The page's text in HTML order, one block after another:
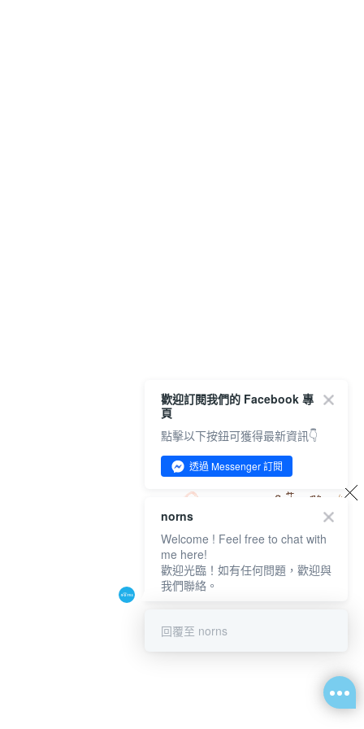
歡迎訂閱我們的 Facebook 專
頁
點擊以下按鈕可獲得最新資訊👇
透過 Messenger 訂閱
norns
Welcome ! Feel free to chat with
me here!
歡迎光臨！如有任何問題，歡迎與
我們聯絡。
回覆至 norns